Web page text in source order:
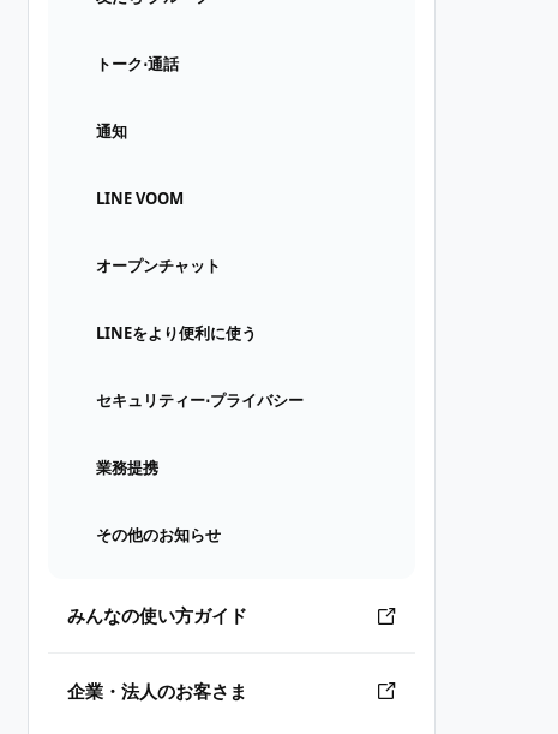
トーク⋅通話
通知
LINE VOOM
オープンチャット
LINEをより便利に使う
セキュリティー⋅プライバシー
業務提携
その他のお知らせ
みんなの使い方ガイド
企業・法人のお客さま